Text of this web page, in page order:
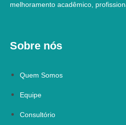
melhoramento acadêmico,
Sobre nós
Quem Somos
Equipe
Consultório